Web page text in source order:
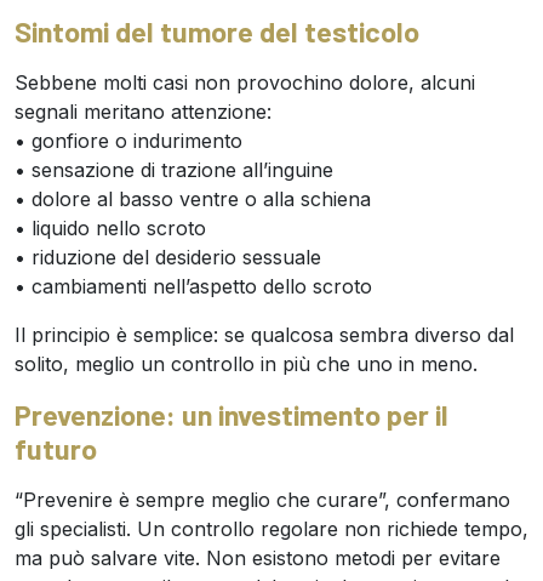
Sintomi del tumore del testicolo
Sebbene molti casi non provochino dolore, alcuni
segnali meritano attenzione:
• gonfiore o indurimento
• sensazione di trazione all’inguine
• dolore al basso ventre o alla schiena
• liquido nello scroto
• riduzione del desiderio sessuale
• cambiamenti nell’aspetto dello scroto
Il principio è semplice: se qualcosa sembra diverso dal
solito, meglio un controllo in più che uno in meno.
Prevenzione: un investimento per il
futuro
“Prevenire è sempre meglio che curare”, confermano
gli specialisti. Un controllo regolare non richiede tempo,
ma può salvare vite. Non esistono metodi per evitare